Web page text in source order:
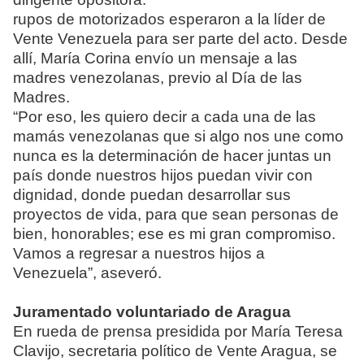
rupos de motorizados esperaron a la líder de
Vente Venezuela para ser parte del acto. Desde
allí, María Corina envío un mensaje a las
madres venezolanas, previo al Día de las
Madres.
“Por eso, les quiero decir a cada una de las
mamás venezolanas que si algo nos une como
nunca es la determinación de hacer juntas un
país donde nuestros hijos puedan vivir con
dignidad, donde puedan desarrollar sus
proyectos de vida, para que sean personas de
bien, honorables; ese es mi gran compromiso.
Vamos a regresar a nuestros hijos a
Venezuela”, aseveró.
Juramentado voluntariado de Aragua
En rueda de prensa presidida por María Teresa
Clavijo, secretaria político de Vente Aragua, se